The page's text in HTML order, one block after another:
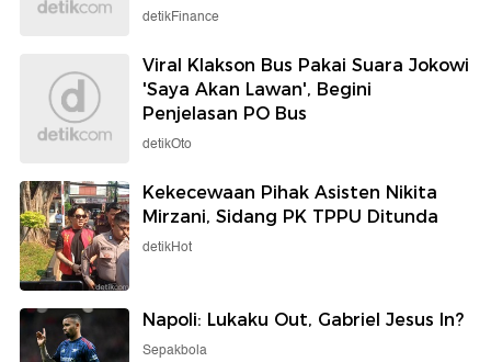
detikFinance
Viral Klakson Bus Pakai Suara Jokowi
'Saya Akan Lawan', Begini
Penjelasan PO Bus
detikOto
Kekecewaan Pihak Asisten Nikita
Mirzani, Sidang PK TPPU Ditunda
detikHot
Napoli: Lukaku Out, Gabriel Jesus In?
Sepakbola